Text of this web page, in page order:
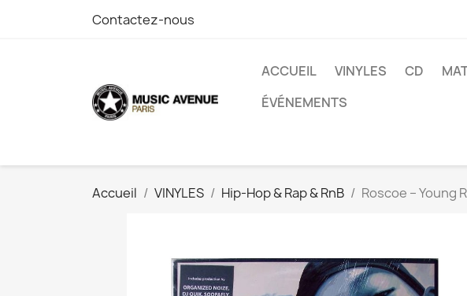
Contactez-nous
ACCUEIL VINYLES CD
ÉVÉNEMENTS
Accueil VINYLES Hip-Hop & Rap & RnB Roscoe ‎– Young